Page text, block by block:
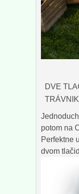
DVE
TRÁVNIK
potom na
Perfektne
dvom